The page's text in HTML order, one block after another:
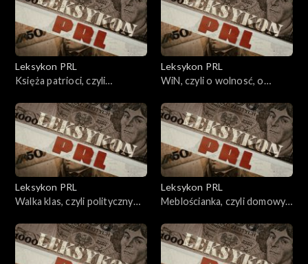
Leksykon PRL
Księża patrioci, czyli
Leksykon PRL
WiN, czyli o wolnosć, o
Leksykon PRL
Walka klas, czyli polityczny
Leksykon PRL
Meblościanka, czyli domowy